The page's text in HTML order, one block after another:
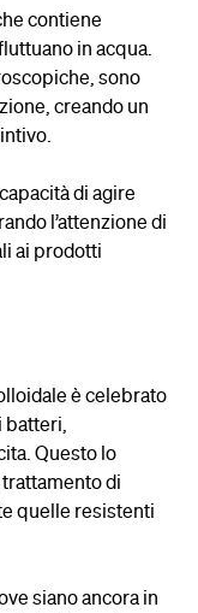
contiene
in acqua.
sono
creando un
di agire
l’attenzione di
ai prodotti
è celebrato
batteri,
Questo lo
di
quelle resistenti
siano ancora in